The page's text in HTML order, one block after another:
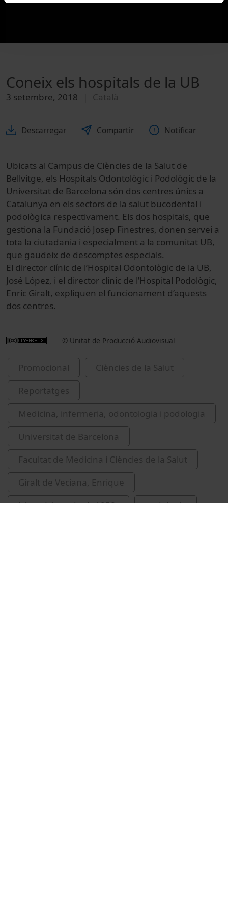
Coneix els hospitals de la UB
3 setembre, 2018 Català
Descarregar Compartir Notificar
Ubicats al Campus de Ciències de la Salut de
Bellvitge, els Hospitals Odontològic i Podològic de la
Universitat de Barcelona són dos centres únics a
Catalunya en els sectors de la salut bucodental i
podològica respectivament. Els dos hospitals, que
gestiona la Fundació Josep Finestres, donen servei a
tota la ciutadania i especialment a la comunitat UB,
que gaudeix de descomptes especials.
El director clínic de l’Hospital Odontològic de la UB,
José López, i el director clínic de l’Hospital Podològic,
Enric Giralt, expliquen el funcionament d’aquests
dos centres.
© Unitat de Producció Audiovisual
Promocional
Ciències de la Salut
Reportatges
Medicina, infermeria, odontologia i podologia
Universitat de Barcelona
Facultat de Medicina i Ciències de la Salut
Giralt de Veciana, Enrique
López López, José, 1958-
podologia